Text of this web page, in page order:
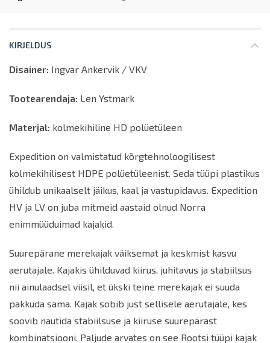
KIRJELDUS
Disainer: Ingvar Ankervik / VKV
Tootearendaja: Len Ystmark
Materjal: kolmekihiline HD polüetüleen
Expedition on valmistatud kõrgtehnoloogilisest
kolmekihilisest HDPE polüetüleenist. Seda tüüpi plastikus
ühildub unikaalselt jäikus, kaal ja vastupidavus. Expedition
HV ja LV on juba mitmeid aastaid olnud Norra
enimmüüduimad kajakid.
Suurepärane merekajak väiksemat ja keskmist kasvu
aerutajale. Kajakis ühilduvad kiirus, juhitavus ja stabiilsus
nii ainulaadsel viisil, et ükski teine merekajak ei suuda
pakkuda sama. Kajak sobib just sellisele aerutajale, kes
soovib nautida stabiilsuse ja kiiruse suurepärast
kombinatsiooni. Paljude arvates on see Rootsi tüüpi kajak